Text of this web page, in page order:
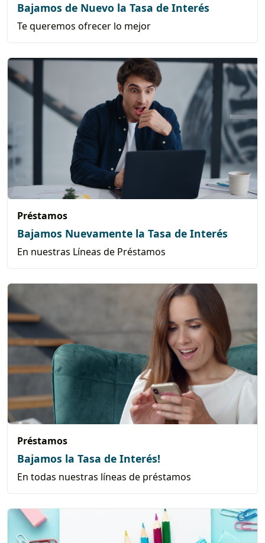
Bajamos de Nuevo la Tasa de Interés
Te queremos ofrecer lo mejor
Préstamos
Bajamos Nuevamente la Tasa de Interés
En nuestras Líneas de Préstamos
Préstamos
Bajamos la Tasa de Interés!
En todas nuestras líneas de préstamos